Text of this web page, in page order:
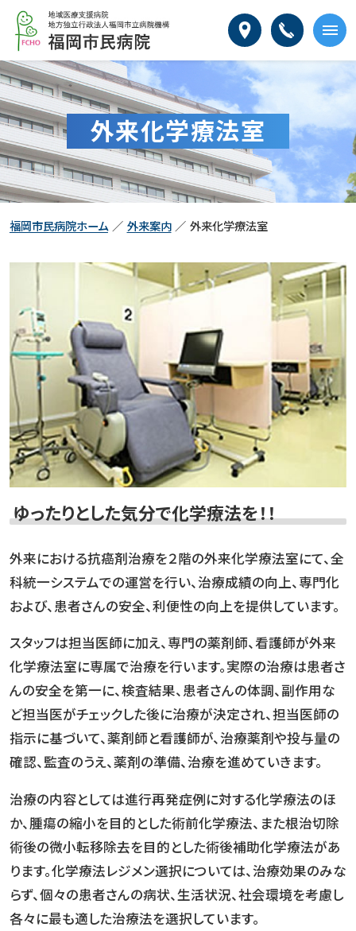
メ
ニ
ュ
ー
へ
福
岡
市
民
病
院
外来化学療法室
福岡市民病院ホーム 外来案内 外来化学療法室
ゆったりとした気分で化学療法を！！
外来における抗癌剤治療を２階の外来化学療法室にて、全
科統一システムでの運営を行い、治療成績の向上、専門化
および、患者さんの安全、利便性の向上を提供しています。
スタッフは担当医師に加え、専門の薬剤師、看護師が外来
化学療法室に専属で治療を行います。実際の治療は患者さ
んの安全を第一に、検査結果、患者さんの体調、副作用な
ど担当医がチェックした後に治療が決定され、担当医師の
指示に基づいて、薬剤師と看護師が、治療薬剤や投与量の
確認、監査のうえ、薬剤の準備、治療を進めていきます。
治療の内容としては進行再発症例に対する化学療法のほ
か、腫瘍の縮小を目的とした術前化学療法、また根治切除
術後の微小転移除去を目的とした術後補助化学療法があ
ります。化学療法レジメン選択については、治療効果のみな
らず、個々の患者さんの病状、生活状況、社会環境を考慮し
各々に最も適した治療法を選択しています。